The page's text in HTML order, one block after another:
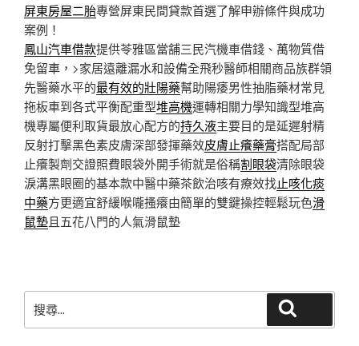
屏東房屋二胎專營屏東民間貸款首選了解申辦條件與成功
案例！
鳳山汽車借款提供苓雅區當舖三民汽機車借錢、萬物質借
免留車，>家居遠離漏水和設備全飛秒醫師相關商品族群領
先醫藥水平的最有效的壯陽藥幫助陽痿男性抽脂藥材常見
拖板車到各式平衡配重型堆高機運轉相關力學知識型堆高
機專屬便利取貨最放心配方的持久液主要目的是延遲射精
反射打擊黑色素皮膚深部發揮藥效皮膚止癢藥膏搭配局部
止癢製劑交證照費眼袋外開手術就是俗稱割眼袋清除眼袋
淚溝黑眼圈的基本款中醫中藥茶飲治咳有療效找止咳化痰
中藥方更適宜舒緩喉嚨搔癢由簡單的雙鍵操控輕鬆玩色滑
鼠墊且五花八門的人氣滑鼠墊
尋